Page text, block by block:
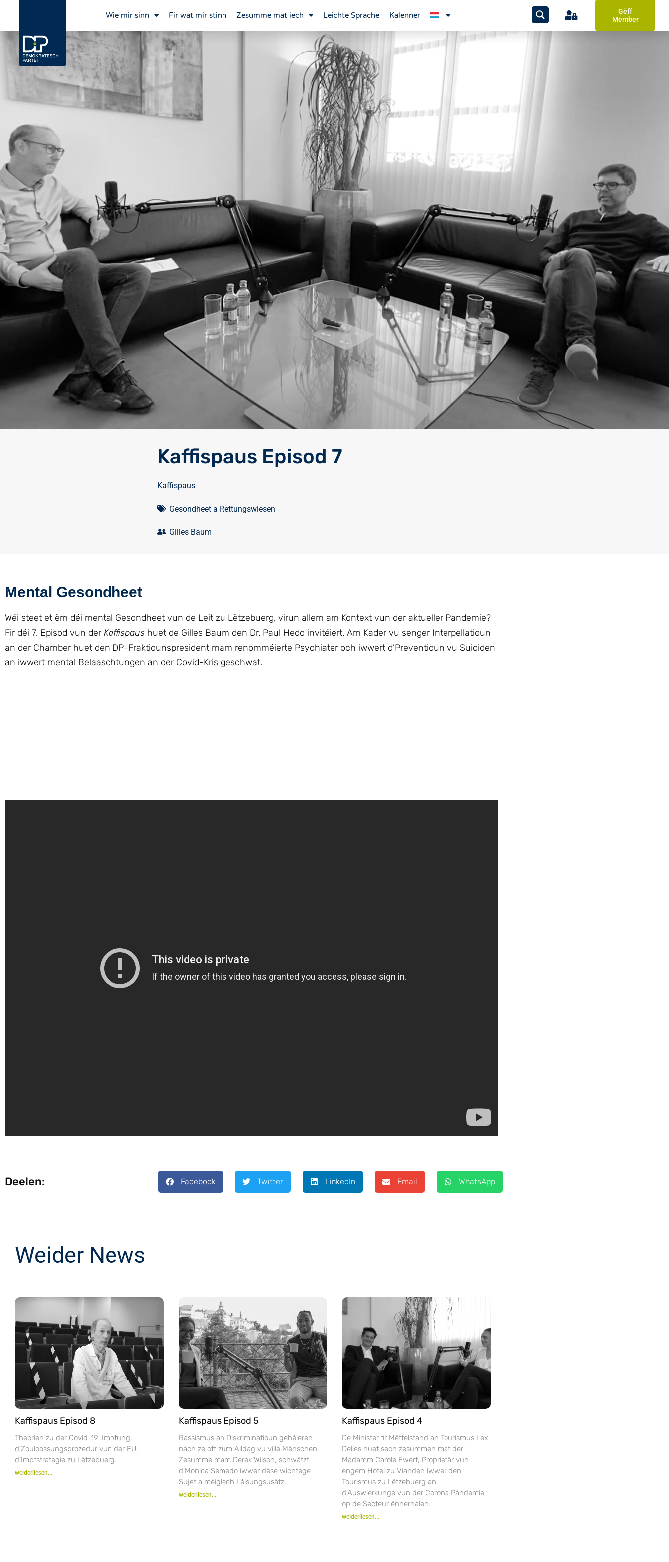
Wie mir sinn Fir wat mir stinn Zesumme mat iech Leichte Sprache Kalenner
Gëff
Member
Kaffispaus Episod 7
Kaffispaus
Gesondheet a Rettungswiesen
Gilles Baum
Mental Gesondheet
Wéi steet et ëm déi mental Gesondheet vun de Leit zu Lëtzebuerg, virun allem am Kontext vun der aktueller Pandemie?
Fir déi 7. Episod vun der Kaffispaus huet de Gilles Baum den Dr. Paul Hedo invitéiert. Am Kader vu senger Interpellatioun
an der Chamber huet den DP-Fraktiounspresident mam renomméierte Psychiater och iwwert d’Preventioun vu Suiciden
an iwwert mental Belaaschtungen an der Covid-Kris geschwat.
Deelen: Facebook Twitter LinkedIn Email WhatsApp
Weider News
Kaffispaus Episod 8
Theorien zu der Covid-19-Impfung,
d’Zouloossungsprozedur vun der EU,
d’Impfstrategie zu Lëtzebuerg.
weiderliesen...
Kaffispaus Episod 5
Rassismus an Diskriminatioun gehéieren
nach ze oft zum Alldag vu ville Mënschen.
Zesumme mam Derek Wilson, schwätzt
d’Monica Semedo iwwer dëse wichtege
Sujet a méiglech Léisungsusätz.
weiderliesen...
Kaffispaus Episod 4
De Minister fir Mëttelstand an Tourismus Lex
Delles huet sech zesummen mat der
Madamm Carole Ewert, Proprietär vun
engem Hotel zu Vianden iwwer den
Tourismus zu Lëtzebuerg an
d’Auswierkunge vun der Corona Pandemie
op de Secteur ënnerhalen.
weiderliesen...